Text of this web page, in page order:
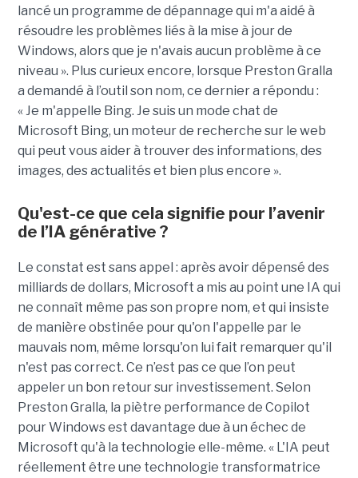
lancé un programme de dépannage qui m'a aidé à
résoudre les problèmes liés à la mise à jour de
Windows, alors que je n'avais aucun problème à ce
niveau ». Plus curieux encore, lorsque Preston Gralla
a demandé à l’outil son nom, ce dernier a répondu :
« Je m'appelle Bing. Je suis un mode chat de
Microsoft Bing, un moteur de recherche sur le web
qui peut vous aider à trouver des informations, des
images, des actualités et bien plus encore ».
Qu'est-ce que cela signifie pour l’avenir
de l’IA générative ?
Le constat est sans appel : après avoir dépensé des
milliards de dollars, Microsoft a mis au point une IA qui
ne connaît même pas son propre nom, et qui insiste
de manière obstinée pour qu'on l'appelle par le
mauvais nom, même lorsqu'on lui fait remarquer qu'il
n'est pas correct. Ce n’est pas ce que l’on peut
appeler un bon retour sur investissement. Selon
Preston Gralla, la piètre performance de Copilot
pour Windows est davantage due à un échec de
Microsoft qu'à la technologie elle-même. « L'IA peut
réellement être une technologie transformatrice